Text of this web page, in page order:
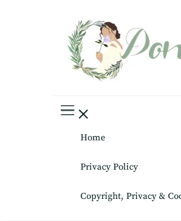
Home
Privacy Policy
Copyright, Privacy &